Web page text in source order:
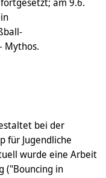
Mythos.
bei der
für Jugendliche
wurde eine Arbeit
("Bouncing in